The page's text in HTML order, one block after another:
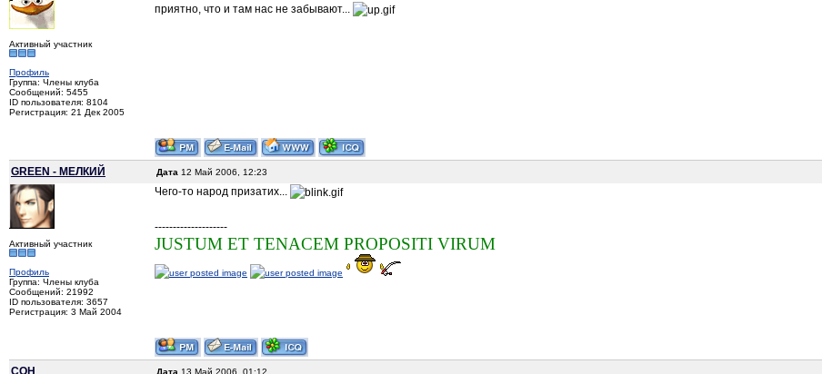
Активный участник
Профиль
Группа: Члены клуба
Сообщений: 5455
ID пользователя: 8104
Регистрация: 21 Дек 2005
приятно, что и там нас не забывают...
GREEN - МЕЛКИЙ
Дата 12 Май 2006, 12:23
Активный участник
Профиль
Группа: Члены клуба
Сообщений: 21992
ID пользователя: 3657
Регистрация: 3 Май 2004
Чего-то народ призатих...
--------------------
JUSTUM ET TENACEM PROPOSITI VIRUM
Дата 13 Май 2006, 01:12